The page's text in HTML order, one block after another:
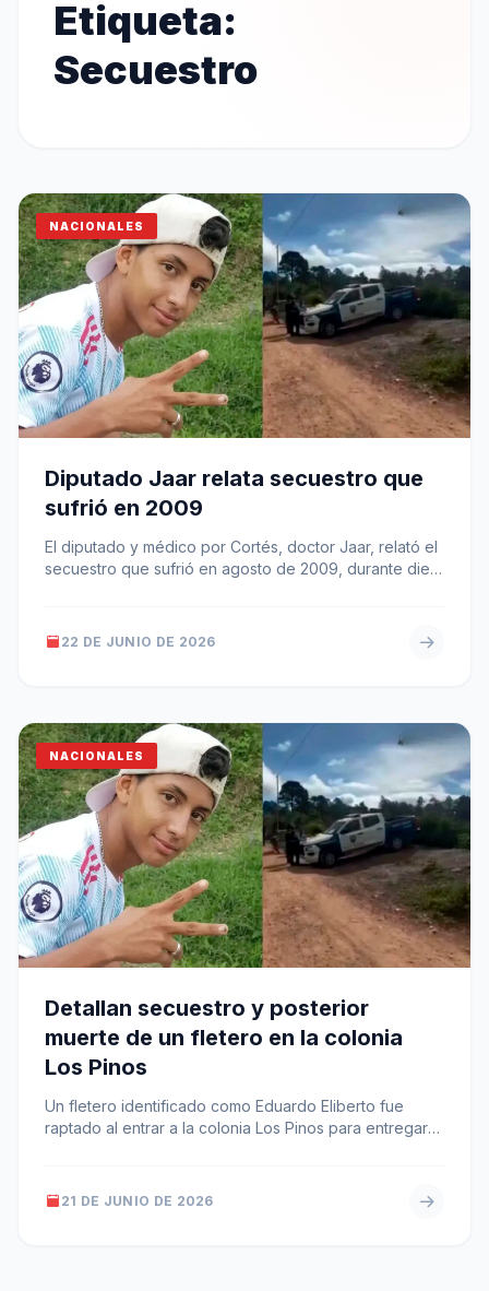
Etiqueta:
Secuestro
NACIONALES
Diputado Jaar relata secuestro que
sufrió en 2009
El diputado y médico por Cortés, doctor Jaar, relató el
secuestro que sufrió en agosto de 2009, durante diez
22 DE JUNIO DE 2026
NACIONALES
Detallan secuestro y posterior
muerte de un fletero en la colonia
Los Pinos
Un fletero identificado como Eduardo Eliberto fue
raptado al entrar a la colonia Los Pinos para entregar
21 DE JUNIO DE 2026